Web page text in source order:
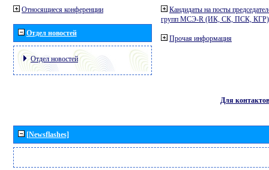
Относящиеся конференции
Отдел новостей
Отдел новостей
Кандидаты на посты
групп МСЭ-R (ИК, СК, ПСК, КГР)
Прочая информация
Для контактов
[Newsflashes]